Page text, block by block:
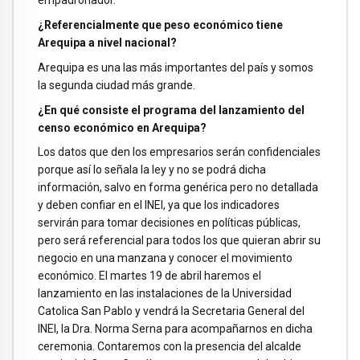
¿Referencialmente que peso económico tiene
Arequipa a nivel nacional?
Arequipa es una las más importantes del país y somos
la segunda ciudad más grande.
¿En qué consiste el programa del lanzamiento del
censo económico en Arequipa?
Los datos que den los empresarios serán confidenciales
porque así lo señala la ley y no se podrá dicha
información, salvo en forma genérica pero no detallada
y deben confiar en el INEI, ya que los indicadores
servirán para tomar decisiones en políticas públicas,
pero será referencial para todos los que quieran abrir su
negocio en una manzana y conocer el movimiento
económico. El martes 19 de abril haremos el
lanzamiento en las instalaciones de la Universidad
Catolica San Pablo y vendrá la Secretaria General del
INEI, la Dra. Norma Serna para acompañarnos en dicha
ceremonia. Contaremos con la presencia del alcalde